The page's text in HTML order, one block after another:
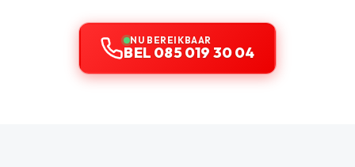
NU BEREIKBAAR
BEL 085 019 30 04